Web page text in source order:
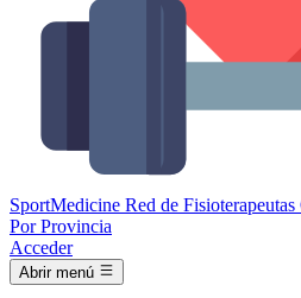
SportMedicine Red de
Por Provincia
Acceder
Abrir menú